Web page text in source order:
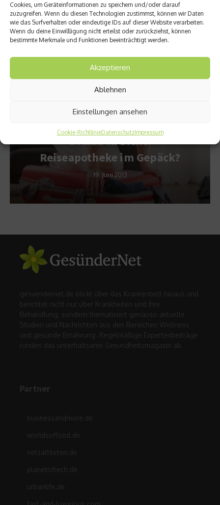
Cookies, um Geräteinformationen zu speichern und/oder darauf
zuzugreifen. Wenn du diesen Technologien zustimmst, können wir Daten
wie das Surfverhalten oder eindeutige IDs auf dieser Website verarbeiten.
Wenn du deine Einwillligung nicht erteilst oder zurückziehst, können
bestimmte Merkmale und Funktionen beeinträchtigt werden.
Akzeptieren
Ablehnen
Einstellungen ansehen
Cookie-RichtlinieDatenschutzImpressum
Bauchschmerzen beim Kind: Mögliche
Ursachen und Hilfe
Urlaub in Sicht!
Reiseapotheke im Gepäck?
19. Juni 2013
gesuendernet.de blickt über das Krankenbett hinaus und
berichtet nicht nur über Krankheiten und ihre
Behandlung, sondern thematisiert genauso aktuelle
Studien und Nachrichten aus den Bereichen Wellness
und gesunde Ernährung. Regelmäßige Expertenbeiträge
runden das unterhaltsame Gesundheitsmagazin ab.
Partner
businessandmore.de
worldsoffood.de
netzathleten.de
planetoftech.de
urbanlife.de